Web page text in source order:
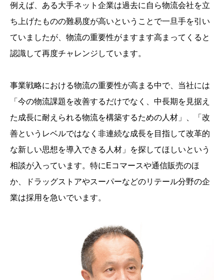
例えば、ある大手ネット企業は過去に自ら物流会社を立
ち上げたものの難易度が高いということで一旦手を引い
ていましたが、物流の重要性がますます高まってくると
認識して再度チャレンジしています。
事業戦略における物流の重要性が高まる中で、当社には
「今の物流課題を改善するだけでなく、中長期を見据え
た成長に耐えられる物流を構築するための人材」、「改
善というレベルではなく非連続な成長を目指して改革的
な新しい思想を導入できる人材」を探してほしいという
相談が入っています。特にEコマースや通信販売のほ
か、ドラッグストアやスーパーなどのリテール分野の企
業は採用を急いでいます。